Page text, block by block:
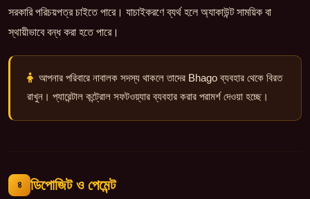
সরকারি পরিচয়পত্র চাইতে পারে। যাচাইকরণে ব্যর্থ হলে অ্যাকাউন্ট সাময়িক বা
স্থায়ীভাবে বন্ধ করা হতে পারে।
আপনার পরিবারে নাবালক সদস্য থাকলে তাদের Bhago ব্যবহার থেকে বিরত
রাখুন। প্যারেন্টাল কন্ট্রোল সফটওয়্যার ব্যবহার করার পরামর্শ দেওয়া হচ্ছে।
৪ ডিপোজিট ও পেমেন্ট